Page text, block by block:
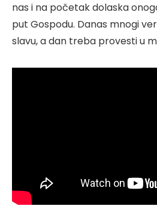
nas i na početak dolaska
put Gospodu. Danas mnogi
slavu, a dan treba provesti u